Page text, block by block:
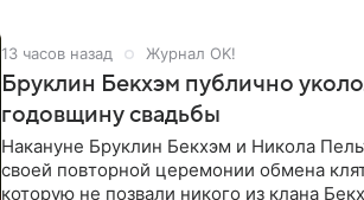
13 часов назад Журнал OK!
Бруклин Бекхэм публично
годовщину свадьбы
Накануне Бруклин Бекхэм и Никола
своей повторной церемонии обмена
которую не позвали никого из клана